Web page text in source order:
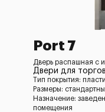
Port 7
Дверь распашная с
Двери для
Тип покрытия:
Размеры:
Назначение:
помещения